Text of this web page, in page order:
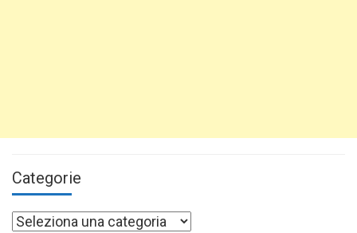
Categorie
Categorie